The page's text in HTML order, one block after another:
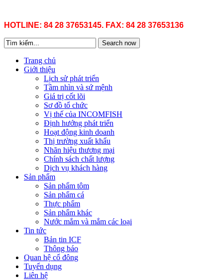
HOTLINE: 84 28 37653145. FAX: 84 28 37653136
Search now
Trang chủ
Giới thiệu
Lịch sử phát triển
Tầm nhìn và sứ mệnh
Giá trị cốt lõi
Sơ đồ tổ chức
Vị thế của INCOMFISH
Định hướng phát triển
Hoạt động kinh doanh
Thị trường xuất khẩu
Nhãn hiệu thương mại
Chính sách chất lượng
Dịch vụ khách hàng
Sản phẩm
Sản phẩm tôm
Sản phẩm cá
Thực phẩm
Sản phẩm khác
Nước mắm và mắm các loại
Tin tức
Bản tin ICF
Thông báo
Quan hệ cổ đông
Tuyển dụng
Liên hệ